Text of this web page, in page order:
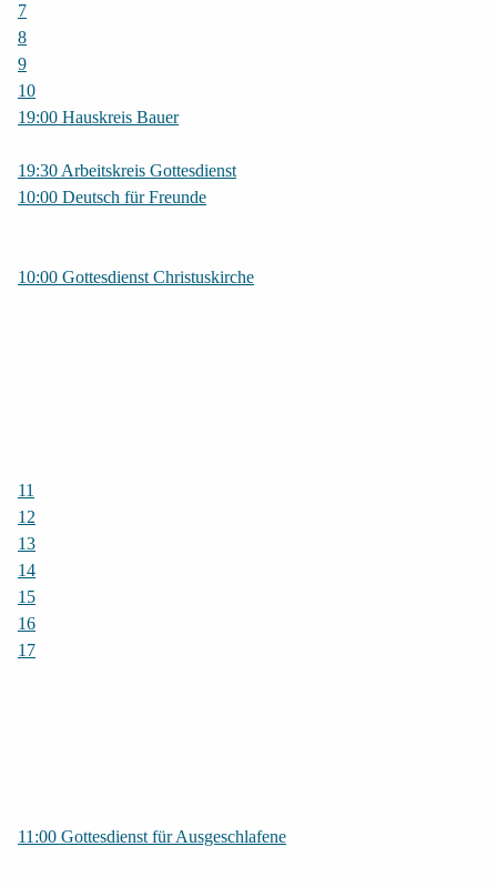
7
8
9
10
19:00 Hauskreis Bauer
19:30 Arbeitskreis Gottesdienst
10:00 Deutsch für Freunde
10:00 Gottesdienst Christuskirche
11
12
13
14
15
16
17
11:00 Gottesdienst für Ausgeschlafene